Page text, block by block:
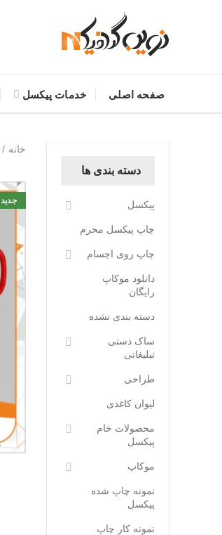
صفحه اصلی خدمات پیکسل
خانه
جدید
دسته بندی ها
پیکسل
چاپ پیکسل محرم
چاپ روی اجسام
دانلود موکاپ
رایگان
دسته بندی نشده
ساک دستی
تبلیغاتی
طراحی
لیوان کاغذی
محصولات خام
پیکسل
موکاپ
نمونه چاپ شده
پیکسل
نمونه کار چاپ